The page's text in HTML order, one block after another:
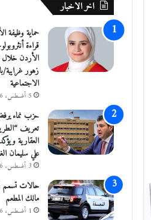
اخر الاخبار
حماية وظيفة
قراءة
زهور غرايبة/
الاجتماعية
5 أغسطس، 2026
حزب نماء
تعريف
العقارية
علي سليمان
3 أغسطس، 2026
حالات تسمم
مالك المطعم
1 أغسطس، 2026